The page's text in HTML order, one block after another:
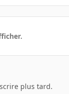
plus tard.